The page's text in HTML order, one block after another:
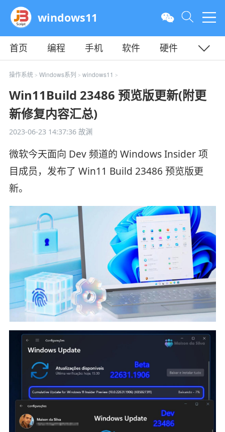
windows11
首页 编程 手机 软件
硬件
教程
平面 服务器
操作系统> Windows系列 > windows11 >
Win11Build 23486 预览版更新(附更
新修复内容汇总)
2023-06-23 14:37:36故渊
微软今天面向 Dev 频道的 Windows Insider 项
目成员，发布了 Win11 Build 23486 预览版更
新。